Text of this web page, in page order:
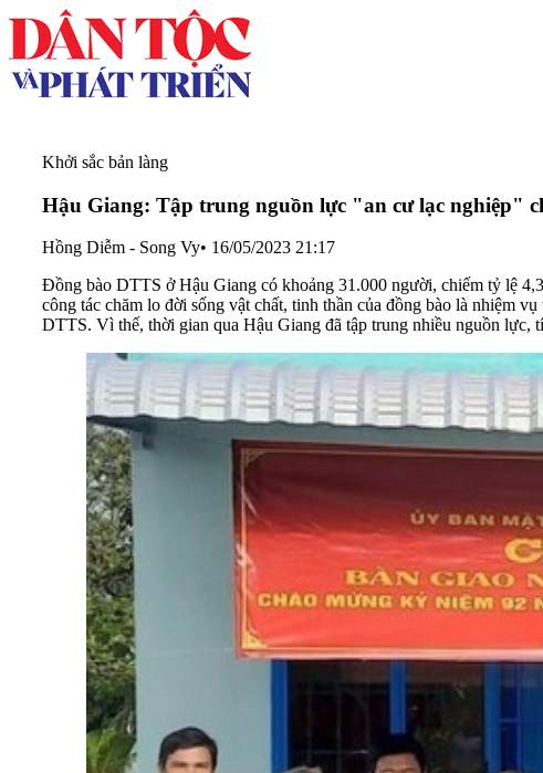
Khởi sắc bản làng
Hậu Giang: Tập trung nguồn lực "an cư lạc nghiệp"
Hồng Diễm - Song Vy• 16/05/2023 21:17
Đồng bào DTTS ở Hậu Giang có khoảng 31.000 người, chiếm tỷ lệ
công tác chăm lo đời sống vật chất, tinh thần của đồng bào là nhiệm
DTTS. Vì thế, thời gian qua Hậu Giang đã tập trung nhiều nguồn lực,